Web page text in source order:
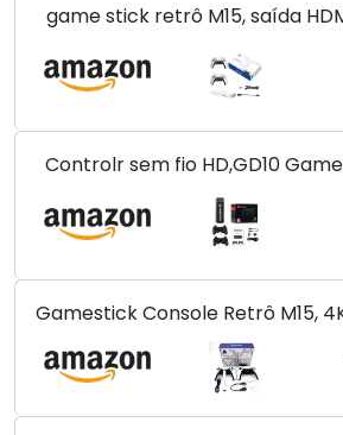
game stick retrô M15, saída
sem fio, console de videogame
mais de 30.000 jogos, console
(128G)
Controlr sem fio HD,GD10
40000 jogos 128GB 2.4G
console de videogame retrô 4k
videogame
Gamestick Console Retrô M15,
Wireless 2.4GHz, 20000+